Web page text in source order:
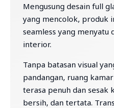
Mengusung desain full
yang mencolok, produk
seamless yang menyatu
interior.
Tanpa batasan visual
pandangan, ruang
terasa penuh dan sesak
bersih, dan tertata.